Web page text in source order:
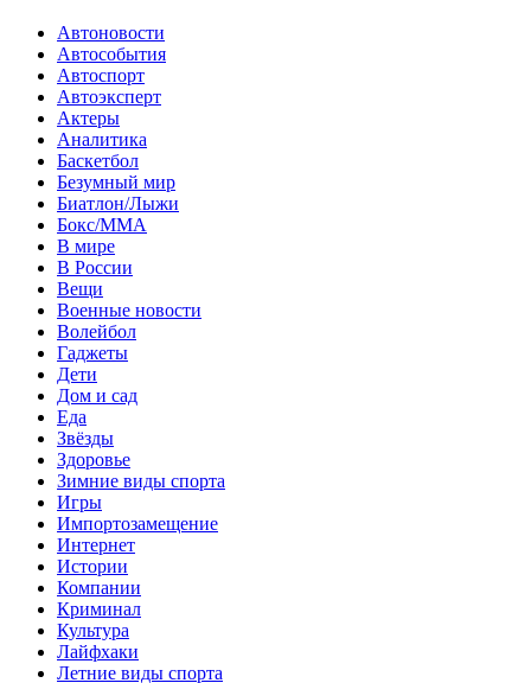
Автоновости
Автособытия
Автоспорт
Автоэксперт
Актеры
Аналитика
Баскетбол
Безумный мир
Биатлон/Лыжи
Бокс/MMA
В мире
В России
Вещи
Военные новости
Волейбол
Гаджеты
Дети
Дом и сад
Еда
Звёзды
Здоровье
Зимние виды спорта
Игры
Импортозамещение
Интернет
Истории
Компании
Криминал
Культура
Лайфхаки
Летние виды спорта